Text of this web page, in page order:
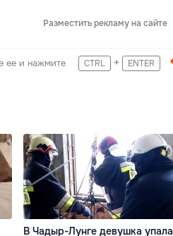
Разместить рекламу на сайте
ее и нажмите CTRL + ENTER
В Чадыр-Лунге девушка упала